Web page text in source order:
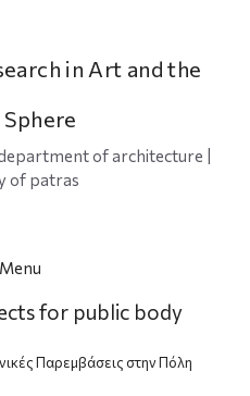
in Art and the
of architecture |
of patras
Menu
for public body
Παρεμβάσεις στην Πόλη